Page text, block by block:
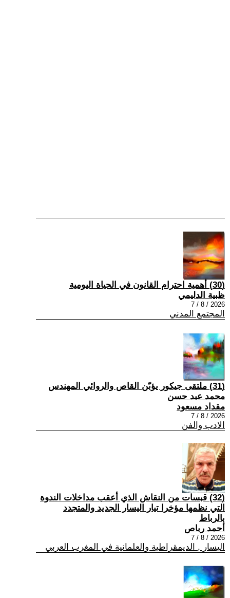
(30) أهمية احترام القانون في الحياة اليومية
ظبية الدليمي
2026 / 8 / 7
المجتمع المدني
(31) ملتقى جيكور يؤبّن القاص والروائي المهندس
محمد عبد حسن
مقداد مسعود
2026 / 8 / 7
الادب والفن
(32) قبسات من النقاش الذي أعقب مداخلات الندوة
التي نظمها مؤخرا تيار اليسار الجديد والمتجدد
بالرباط
أحمد رباص
2026 / 8 / 7
اليسار , الديمقراطية والعلمانية في المغرب العربي